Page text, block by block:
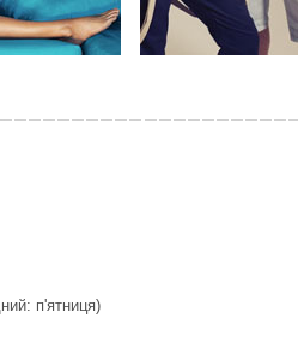
п'ятниця)